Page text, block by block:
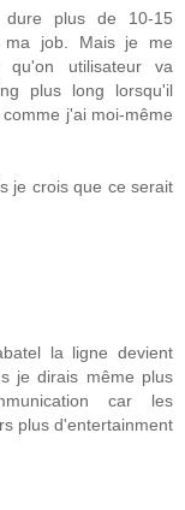
plus de 10-15
ma job. Mais je me
qu'on utilisateur va
plus long lorsqu'il
j'ai moi-même
je crois que ce serait
la ligne devient
je dirais même plus
car les
plus d'entertainment